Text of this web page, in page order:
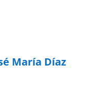
María Díaz